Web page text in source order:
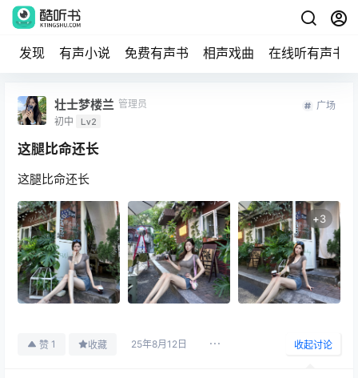
发现 有声小说 免费有声书 相声戏曲 在线听有声书
壮士梦楼兰 管理员
初中
Lv2
广场
这腿比命还长
这腿比命还长
+3
赞 1 收藏 25年8月12日 收起讨论